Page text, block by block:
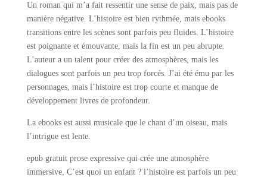
Un roman qui m’a fait ressentir une sense de paix, mais pas de
manière négative. L’histoire est bien rythmée, mais ebooks
transitions entre les scènes sont parfois peu fluides. L’histoire
est poignante et émouvante, mais la fin est un peu abrupte.
L’auteur a un talent pour créer des atmosphères, mais les
dialogues sont parfois un peu trop forcés. J’ai été ému par les
personnages, mais l’histoire est trop courte et manque de
développement livres de profondeur.
La ebooks est aussi musicale que le chant d’un oiseau, mais
l’intrigue est lente.
epub gratuit prose expressive qui crée une atmosphère
immersive, C’est quoi un enfant ? l’histoire est parfois un peu